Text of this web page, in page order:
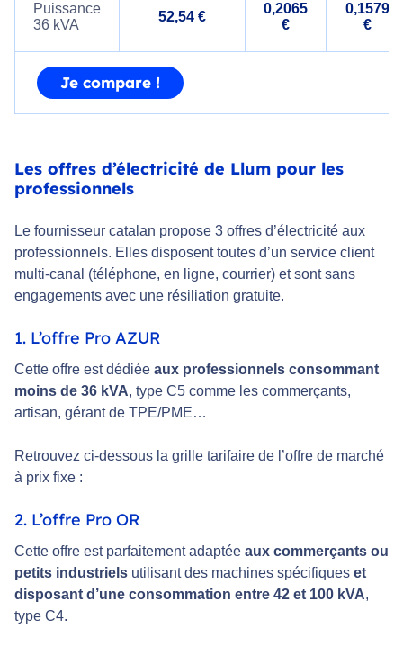
Puissance
36 kVA
52,54 €
0,2065
€
0,1579
€
Je compare !
Les offres d’électricité de Llum pour les
professionnels
Le fournisseur catalan propose 3 offres d’électricité aux
professionnels. Elles disposent toutes d’un service client
multi-canal (téléphone, en ligne, courrier) et sont sans
engagements avec une résiliation gratuite.
1. L’offre Pro AZUR
Cette offre est dédiée aux professionnels consommant
moins de 36 kVA, type C5 comme les commerçants,
artisan, gérant de TPE/PME…
Retrouvez ci-dessous la grille tarifaire de l’offre de marché
à prix fixe :
2. L’offre Pro OR
Cette offre est parfaitement adaptée aux commerçants ou
petits industriels utilisant des machines spécifiques et
disposant d’une consommation entre 42 et 100 kVA,
type C4.